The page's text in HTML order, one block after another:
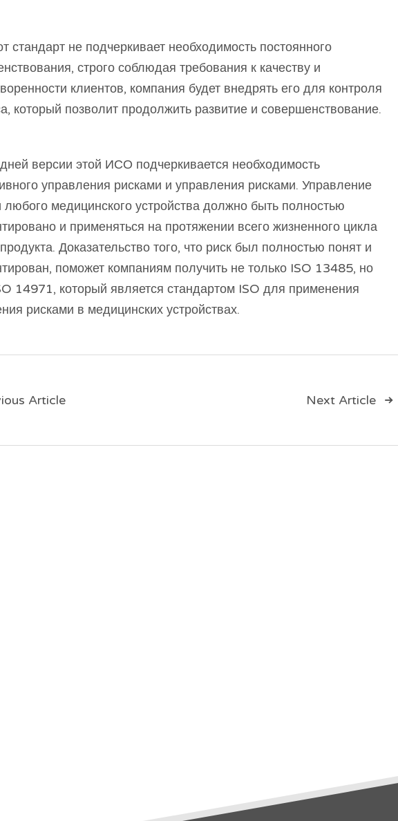
стандарт не подчеркивает необходимость постоянного
строго соблюдая требования к качеству и
клиентов, компания будет внедрять его для контроля
который позволит продолжить развитие и совершенствование.
версии этой ИСО подчеркивается необходимость
управления рисками и управления рисками. Управление
любого медицинского устройства должно быть полностью
и применяться на протяжении всего жизненного цикла
Доказательство того, что риск был полностью понят и
поможет компаниям получить не только ISO 13485, но
14971, который является стандартом ISO для применения
рисками в медицинских устройствах.
Article Next Article